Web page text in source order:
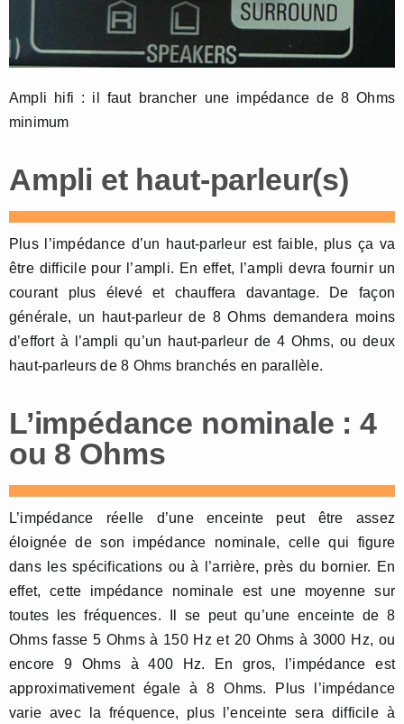
Ampli hifi : il faut brancher une impédance de 8 Ohms
minimum
Ampli et haut-parleur(s)
Plus l’impédance d’un haut-parleur est faible, plus ça va
être difficile pour l’ampli. En effet, l’ampli devra fournir un
courant plus élevé et chauffera davantage. De façon
générale, un haut-parleur de 8 Ohms demandera moins
d’effort à l’ampli qu’un haut-parleur de 4 Ohms, ou deux
haut-parleurs de 8 Ohms branchés en parallèle.
L’impédance nominale : 4
ou 8 Ohms
L’impédance réelle d’une enceinte peut être assez
éloignée de son impédance nominale, celle qui figure
dans les spécifications ou à l’arrière, près du bornier. En
effet, cette impédance nominale est une moyenne sur
toutes les fréquences. Il se peut qu’une enceinte de 8
Ohms fasse 5 Ohms à 150 Hz et 20 Ohms à 3000 Hz, ou
encore 9 Ohms à 400 Hz. En gros, l’impédance est
approximativement égale à 8 Ohms. Plus l’impédance
varie avec la fréquence, plus l’enceinte sera difficile à